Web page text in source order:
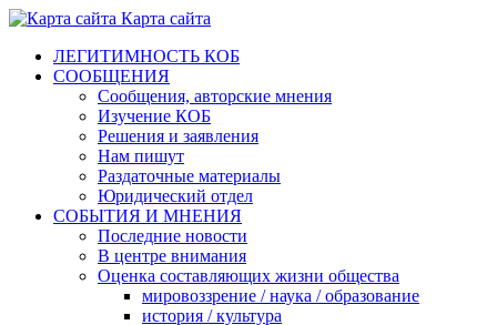
Карта сайта
ЛЕГИТИМНОСТЬ КОБ
СООБЩЕНИЯ
Сообщения, авторские мнения
Изучение КОБ
Решения и заявления
Нам пишут
Раздаточные материалы
Юридический отдел
СОБЫТИЯ И МНЕНИЯ
Последние новости
В центре внимания
Оценка составляющих жизни общества
мировоззрение / наука / образование
история / культура